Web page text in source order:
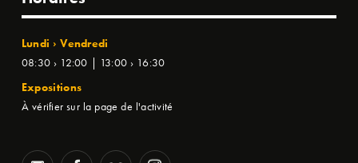
Lundi › Vendredi
08:30 › 12:00 | 13:00 › 16:30
Expositions
À vérifier sur la page de l'activité